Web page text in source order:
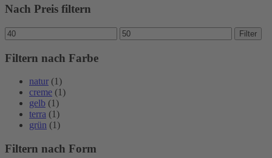
Nach Preis filtern
Min.
Preis
Max.
Preis
Filter
Filtern nach Farbe
natur (1)
creme (1)
gelb (1)
terra (1)
grün (1)
Filtern nach Form